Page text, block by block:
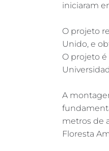
iniciaram
O projeto
Unido, e
O projeto
A
metros de
Floresta